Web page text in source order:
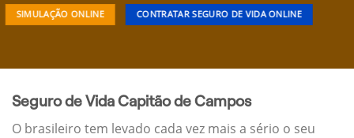
SIMULAÇÃO ONLINE CONTRATAR SEGURO DE VIDA ONLINE
Seguro de Vida Capitão de Campos
O brasileiro tem levado cada vez mais a sério o seu